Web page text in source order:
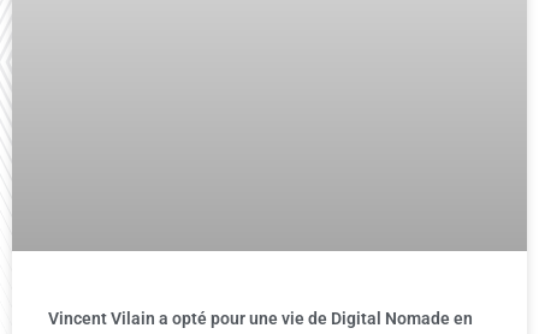
Vincent Vilain a opté pour une vie de Digital Nomade en